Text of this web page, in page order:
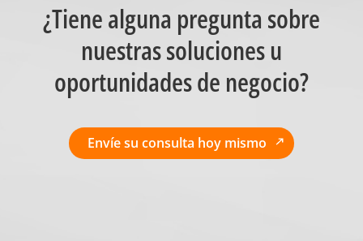
¿Tiene alguna pregunta sobre
nuestras soluciones u
oportunidades de negocio?
Envíe su consulta hoy mismo